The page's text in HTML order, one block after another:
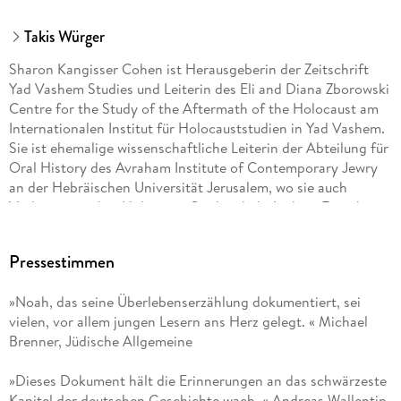
Takis Würger
Sharon Kangisser Cohen ist Herausgeberin der Zeitschrift
Yad Vashem Studies und Leiterin des Eli and Diana Zborowski
Centre for the Study of the Aftermath of the Holocaust am
Internationalen Institut für Holocauststudien in Yad Vashem.
Sie ist ehemalige wissenschaftliche Leiterin der Abteilung für
Oral History des Avraham Institute of Contemporary Jewry
an der Hebräischen Universität Jerusalem, wo sie auch
Vorlesungen über Holocaust-Studien hält. In ihrer Forschung
Berichten von Überlebenden. In »Finding Their Voices«
daran hinderte, von ihren Erfahrungen während der
Kriegsjahre zu erzählen. Ihre jüngste Veröffentlichung
»Testimony and Time: Holocaust Survivors Remember« (2014)
Überlebenden. Sharon Kangisser Cohen publiziert auch in
Pressestimmen
»Noah, das seine Überlebenserzählung dokumentiert, sei
vielen, vor allem jungen Lesern ans Herz gelegt. « Michael
Brenner, Jüdische Allgemeine
»Dieses Dokument hält die Erinnerungen an das schwärzeste